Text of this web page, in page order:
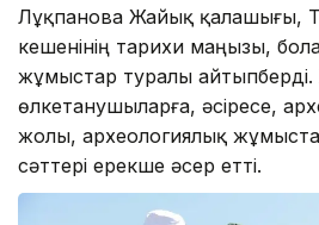
Лұқпанова Жайық қалашығы,
кешенінің тарихи маңызы,
жұмыстар туралы
өлкетанушыларға, әсіресе,
жолы, археологиялық
сәттері ерекше әсер етті.